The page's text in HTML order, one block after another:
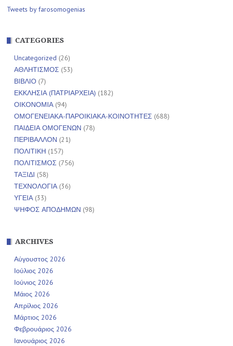
Tweets by farosomogenias
CATEGORIES
Uncategorized (26)
ΑΘΛΗΤΙΣΜΟΣ (53)
ΒΙΒΛΙΟ (7)
ΕΚΚΛΗΣΙΑ (ΠΑΤΡΙΑΡΧΕΙΑ) (182)
ΟΙΚΟΝΟΜΙΑ(94)
ΟΜΟΓΕΝΕΙΑΚΑ-ΠΑΡΟΙΚΙΑΚΑ-ΚΟΙΝΟΤΗΤΕΣ (688)
ΠΑΙΔΕΙΑ ΟΜΟΓΕΝΩΝ (78)
ΠΕΡΙΒΑΛΛΟΝ (21)
ΠΟΛΙΤΙΚΗ (157)
ΠΟΛΙΤΙΣΜΟΣ (756)
ΤΑΞΙΔΙ (58)
ΤΕΧΝΟΛΟΓΙΑ(36)
ΥΓΕΙΑ(33)
ΨΗΦΟΣ ΑΠΟΔΗΜΩΝ (98)
ARCHIVES
Αύγουστος 2026
Ιούλιος 2026
Ιούνιος 2026
Μάιος 2026
Απρίλιος 2026
Μάρτιος 2026
Φεβρουάριος 2026
Ιανουάριος 2026